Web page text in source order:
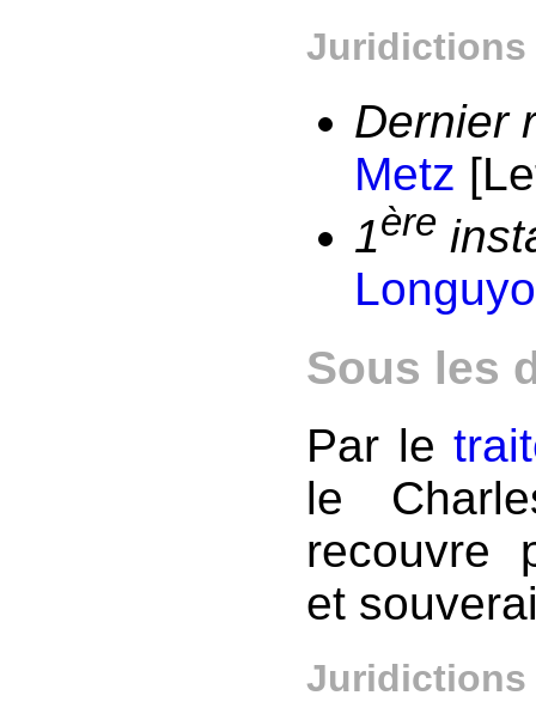
Juridictions
Dernier
Metz
1ère
Sous les
Par le
le
recouvre
et
Juridictions